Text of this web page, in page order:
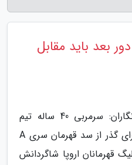
بعد باید مقابل
به گزارش مجله اینمن، خبرنگاران: سرمربی 40 ساله تیم
موناکو بر این باور است که برای گذر از سد قهرمان سری A
قهرمانان اروپا شاگردانش